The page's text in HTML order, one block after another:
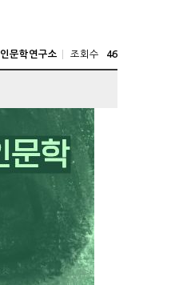
인문학연구소 조회수 46